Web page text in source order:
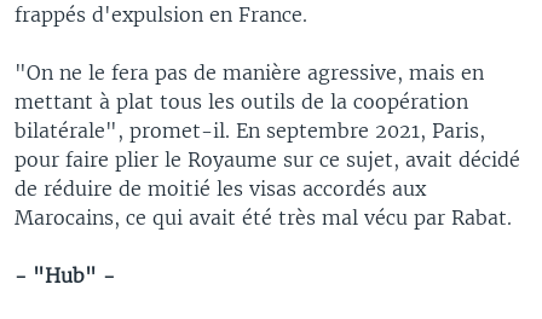
frappés d'expulsion en France.
"On ne le fera pas de manière agressive, mais en
mettant à plat tous les outils de la coopération
bilatérale", promet-il. En septembre 2021, Paris,
pour faire plier le Royaume sur ce sujet, avait décidé
de réduire de moitié les visas accordés aux
Marocains, ce qui avait été très mal vécu par Rabat.
- "Hub" -